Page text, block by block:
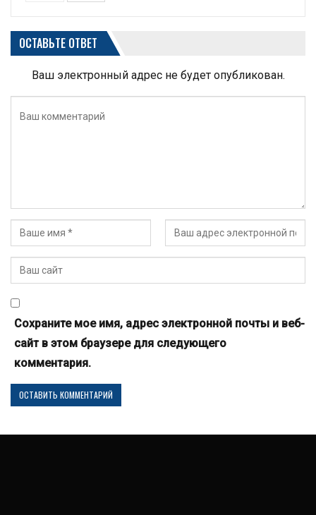
ОСТАВЬТЕ ОТВЕТ
Ваш электронный адрес не будет опубликован.
Сохраните мое имя, адрес электронной почты и веб-
сайт в этом браузере для следующего
комментария.